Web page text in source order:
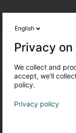
English
Privacy
We collect and
accept, we'll
policy.
Privacy policy